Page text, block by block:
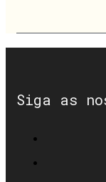
Siga as